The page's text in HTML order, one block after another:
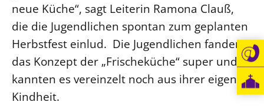
neue Küche“, sagt Leiterin Ramona Clauß,
die die Jugendlichen spontan zum geplanten
Herbstfest einlud. Die Jugendlichen fanden
das Konzept der „Frischeküche“ super und
kannten es vereinzelt noch aus ihrer eigenen
Kindheit.
NKVK
Öffentlichkeitsarbeit
Personalausschuss
Projektmanagement
Recht
Terminstundenplaner